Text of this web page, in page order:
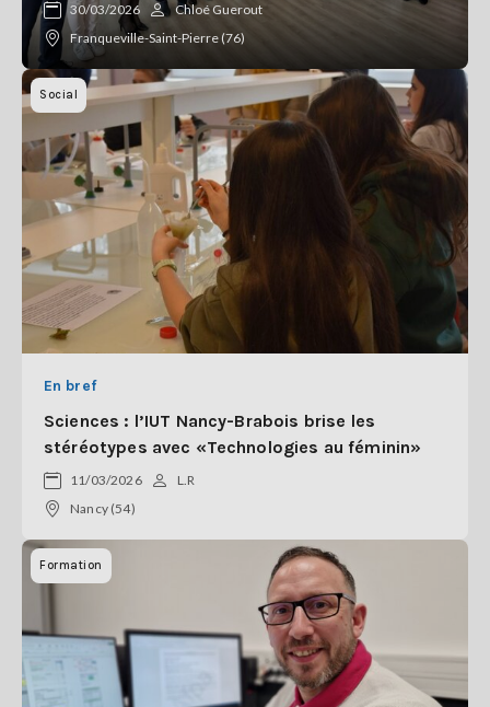
30/03/2026
Chloé Guerout
Franqueville-Saint-Pierre (76)
Social
En bref
Sciences : l’IUT Nancy-Brabois brise les
stéréotypes avec «Technologies au féminin»
11/03/2026
L.R
Nancy (54)
Formation